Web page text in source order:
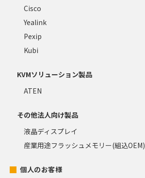
Cisco
Yealink
Pexip
Kubi
KVMソリューション製品
ATEN
その他法人向け製品
液晶ディスプレイ
産業用途フラッシュメモリー(組込OEM)
個人のお客様